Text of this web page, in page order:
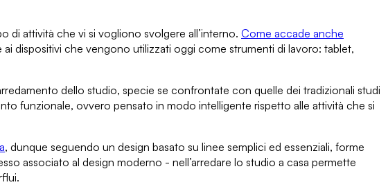
attività che vi si vogliono svolgere all’interno. Come accade anche
ai dispositivi che vengono utilizzati oggi come strumenti di lavoro: tablet,
dello studio, specie se confrontate con quelle dei tradizionali studi
funzionale, ovvero pensato in modo intelligente rispetto alle attività che si
, dunque seguendo un design basato su linee semplici ed essenziali, forme
associato al design moderno - nell’arredare lo studio a casa permette